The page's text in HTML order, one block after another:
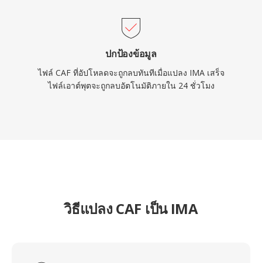
ปกป้องข้อมูล
ไฟล์ CAF ที่อัปโหลดจะถูกลบทันทีเมื่อแปลง IMA เสร็จ
ไฟล์เอาต์พุตจะถูกลบอัตโนมัติภายใน 24 ชั่วโมง
วิธีแปลง CAF เป็น IMA